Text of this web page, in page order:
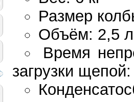
Размер
Объём: 2,5 л
Время
загрузки